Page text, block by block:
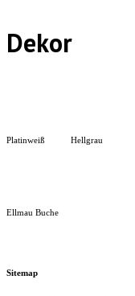
Dekor
Platinweiß Hellgrau
Ellmau Buche
Sitemap